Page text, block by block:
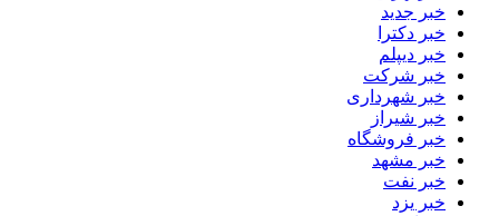
خبر جدید
خبر دکترا
خبر دیپلم
خبر شرکت
خبر شهرداری
خبر شیراز
خبر فروشگاه
خبر مشهد
خبر نفت
خبر یزد